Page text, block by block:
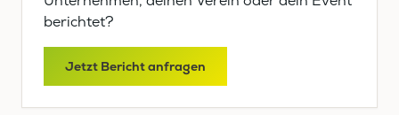
berichtet?
Jetzt Bericht anfragen